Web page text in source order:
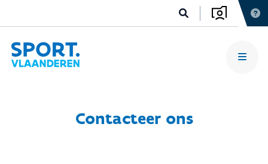
Contacteer ons